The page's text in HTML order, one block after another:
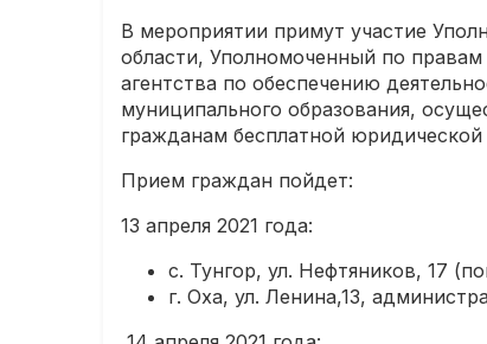
В мероприятии примут участие
области, Уполномоченный по
агентства по обеспечению
муниципального образования,
гражданам бесплатной
Прием граждан пойдет:
13 апреля 2021 года:
с. Тунгор, ул. Нефтяников, 17
г. Оха, ул. Ленина,13,